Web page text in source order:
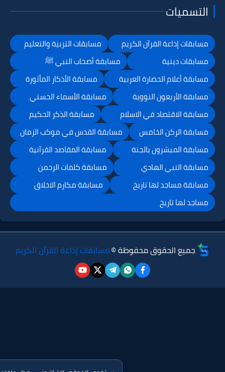
التسميات
مسابقات إذاعة القرآن الكريم
مسابقات التربية والتعليم
مسابقات دينية
مسابقة أصحاب النبي ﷺ
مسابقة أعلام الحضارة العربية
مسابقة الأذكار المأثورة
مسابقة الأربعون النووية
مسابقة الأسماء الحسني
مسابقة الاقتصاد في الاسلام
مسابقة الذكر الحكيم
مسابقة الركن الخامس
مسابقة القدس في موكب الزمان
مسابقة المبشرون بالجنة
مسابقة المقاصد القرآنية
مسابقة النبي الهادي
مسابقة كلمات الرحمن
مسابقة مساجد لها تاريخ
مسابقة مكارم الاخلاق
مساجد لها تاريخ
جميع الحقوق محفوظة ©مسابقات إذاعة القرآن الكريم